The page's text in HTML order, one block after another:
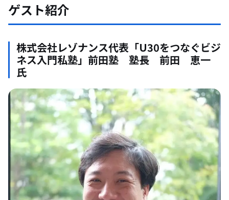
ゲスト紹介
株式会社レゾナンス代表「U30をつなぐビジ
ネス入門私塾」前田塾 塾長 前田 恵一
氏